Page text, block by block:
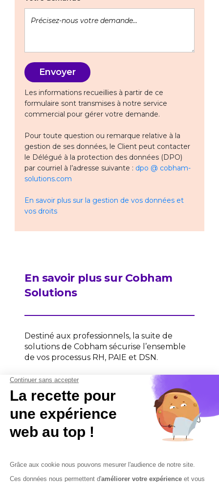
Les informations recueillies à partir de ce
formulaire sont transmises à notre service
commercial pour gérer votre demande.
Pour toute question ou remarque relative à la
gestion de ses données, le Client peut contacter
le Délégué à la protection des données (DPO)
par courriel à l’adresse suivante : dpo @ cobham-
solutions.com
En savoir plus sur la gestion de vos données et
vos droits
En savoir plus sur Cobham
Solutions
Destiné aux professionnels, la suite de
solutions de Cobham sécurise l’ensemble
de vos processus RH, PAIE et DSN.
Contactez-nous
Contactez-nous Mentions légales Plan du site